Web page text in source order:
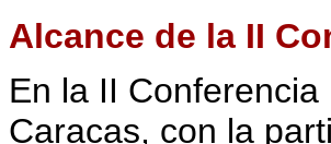
Alcance de la II
En la II
Caracas, con la